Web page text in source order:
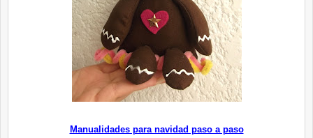
Manualidades para navidad paso a paso